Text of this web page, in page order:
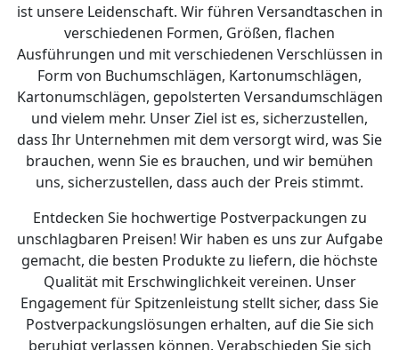
ist unsere Leidenschaft. Wir führen Versandtaschen in
verschiedenen Formen, Größen, flachen
Ausführungen und mit verschiedenen Verschlüssen in
Form von Buchumschlägen, Kartonumschlägen,
Kartonumschlägen, gepolsterten Versandumschlägen
und vielem mehr. Unser Ziel ist es, sicherzustellen,
dass Ihr Unternehmen mit dem versorgt wird, was Sie
brauchen, wenn Sie es brauchen, und wir bemühen
uns, sicherzustellen, dass auch der Preis stimmt.
Entdecken Sie hochwertige Postverpackungen zu
unschlagbaren Preisen! Wir haben es uns zur Aufgabe
gemacht, die besten Produkte zu liefern, die höchste
Qualität mit Erschwinglichkeit vereinen. Unser
Engagement für Spitzenleistung stellt sicher, dass Sie
Postverpackungslösungen erhalten, auf die Sie sich
beruhigt verlassen können. Verabschieden Sie sich